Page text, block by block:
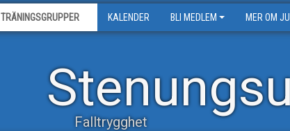
TRÄNINGSGRUPPER KALENDER BLI MEDLEM MER OM
Falltrygghet